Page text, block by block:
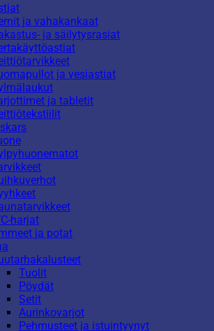
ja vahakankaat
ja säilytysrasiat
ja vesiastiat
ja tabletit
harjat
ja potat
Tuolit
Pöydät
Setit
Aurinkovarjot
Pehmusteet ja istuintyynyt